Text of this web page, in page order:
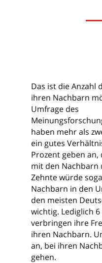
Das ist die Anzahl
ihren Nachbarn
Umfrage des
haben mehr als
ein gutes
Prozent geben an,
mit den Nachbarn
Zehnte würde
Nachbarn in den
den meisten
wichtig. Lediglich
verbringen ihre
ihren Nachbarn.
an, bei ihren
gehen.